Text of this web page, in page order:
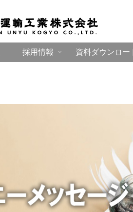
採用情報 資料ダウンロー